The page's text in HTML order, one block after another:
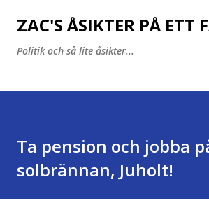
Fortsätt till
ZAC'S ÅSIKTER PÅ ETT
Politik och så lite åsikter...
Ta pension och jobba
solbrännan, Juholt!